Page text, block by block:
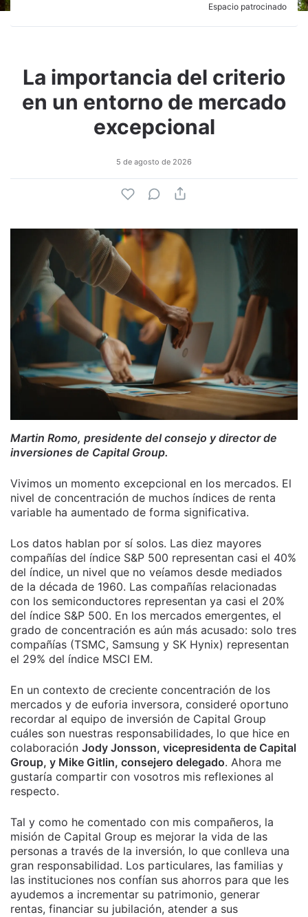
Espacio patrocinado
La importancia del criterio
en un entorno de mercado
excepcional
5 de agosto de 2026
Martin Romo, presidente del consejo y director de
inversiones de Capital Group.
Vivimos un momento excepcional en los mercados. El
nivel de concentración de muchos índices de renta
variable ha aumentado de forma significativa.
Los datos hablan por sí solos. Las diez mayores
compañías del índice S&P 500 representan casi el 40%
del índice, un nivel que no veíamos desde mediados
de la década de 1960. Las compañías relacionadas
con los semiconductores representan ya casi el 20%
del índice S&P 500. En los mercados emergentes, el
grado de concentración es aún más acusado: solo tres
compañías (TSMC, Samsung y SK Hynix) representan
el 29% del índice MSCI EM.
En un contexto de creciente concentración de los
mercados y de euforia inversora, consideré oportuno
recordar al equipo de inversión de Capital Group
cuáles son nuestras responsabilidades, lo que hice en
colaboración Jody Jonsson, vicepresidenta de Capital
Group, y Mike Gitlin, consejero delegado. Ahora me
gustaría compartir con vosotros mis reflexiones al
respecto.
Tal y como he comentado con mis compañeros, la
misión de Capital Group es mejorar la vida de las
personas a través de la inversión, lo que conlleva una
gran responsabilidad. Los particulares, las familias y
las instituciones nos confían sus ahorros para que les
ayudemos a incrementar su patrimonio, generar
rentas, financiar su jubilación, atender a sus